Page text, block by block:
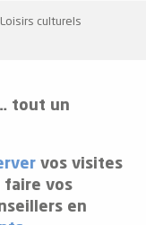
Loisirs culturels
tout un
vos visites
faire vos
en